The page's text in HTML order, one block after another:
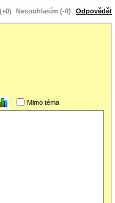
Nesouhlasím (-0) Odpovědět
Mimo téma